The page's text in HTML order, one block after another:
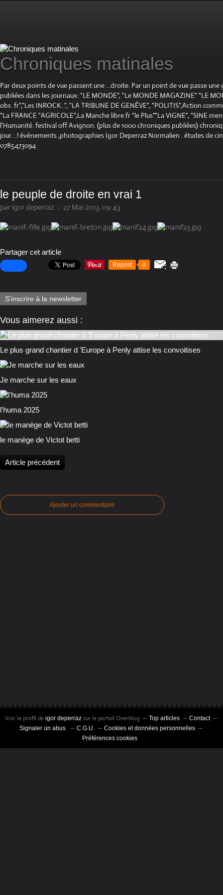
Chroniques matinales
Par deux points de vue passent une ...droite. Par un point de vue passe
publiées dans les journaux: "LE MONDE", "Le MONDE MAGAZINE" "LE
obs .fr","Les INROCK...", "LA TRIBUNE DE GENÈVE", "POLITIS",Action
"La FRANCE "AGRICOLE",La Manche libre.fr "le Plus"."La VIGNE", "SINE
l'Humanité. festival off Avignon. (plus de 1000 chroniques publiées)
jour....! événements ,photographies Igor Deperraz Normalien . études de
0785473094
le peuple de droite en vrai 1
par igor deperraz - 27 Mai 2013, 09:43
Partager cet article
Repost 0
S'inscrire à la newsletter
Vous aimerez aussi :
Le plus grand chantier d 'Europe à Penly attise les convoitises
Je marche sur les eaux
l'huma 2025
le manège de Victot betti
Article précédent
Ajouter un commentaire
Voir le profil de igor deperraz sur le portail Overblog Top articles
Contact
Signaler un abus
C.G.U.
Cookies et données personnelles
Préférences cookies